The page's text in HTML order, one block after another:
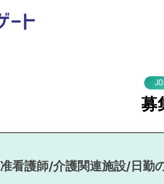
募
准看護師/介護関連施設/日勤